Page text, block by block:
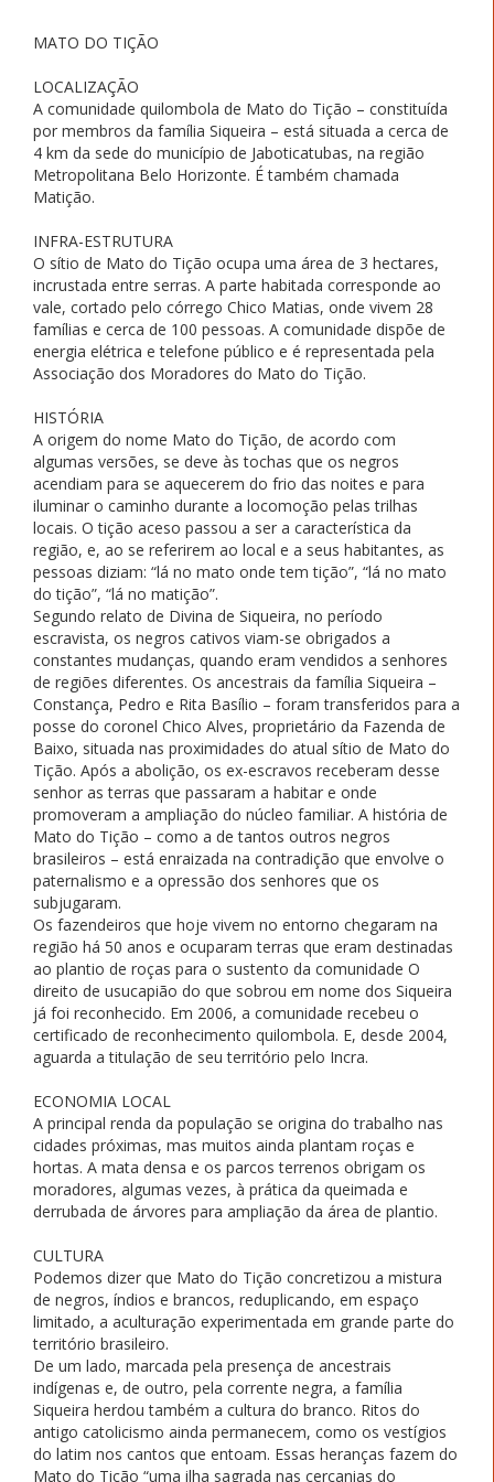
MATO DO TIÇÃO
LOCALIZAÇÃO
A comunidade quilombola de Mato do Tição – constituída
por membros da família Siqueira – está situada a cerca de
4 km da sede do município de Jaboticatubas, na região
Metropolitana Belo Horizonte. É também chamada
Matição.
INFRA-ESTRUTURA
O sítio de Mato do Tição ocupa uma área de 3 hectares,
incrustada entre serras. A parte habitada corresponde ao
vale, cortado pelo córrego Chico Matias, onde vivem 28
famílias e cerca de 100 pessoas. A comunidade dispõe de
energia elétrica e telefone público e é representada pela
Associação dos Moradores do Mato do Tição.
HISTÓRIA
A origem do nome Mato do Tição, de acordo com
algumas versões, se deve às tochas que os negros
acendiam para se aquecerem do frio das noites e para
iluminar o caminho durante a locomoção pelas trilhas
locais. O tição aceso passou a ser a característica da
região, e, ao se referirem ao local e a seus habitantes, as
pessoas diziam: “lá no mato onde tem tição”, “lá no mato
do tição”, “lá no matição”.
Segundo relato de Divina de Siqueira, no período
escravista, os negros cativos viam-se obrigados a
constantes mudanças, quando eram vendidos a senhores
de regiões diferentes. Os ancestrais da família Siqueira –
Constança, Pedro e Rita Basílio – foram transferidos para a
posse do coronel Chico Alves, proprietário da Fazenda de
Baixo, situada nas proximidades do atual sítio de Mato do
Tição. Após a abolição, os ex-escravos receberam desse
senhor as terras que passaram a habitar e onde
promoveram a ampliação do núcleo familiar. A história de
Mato do Tição – como a de tantos outros negros
brasileiros – está enraizada na contradição que envolve o
paternalismo e a opressão dos senhores que os
subjugaram.
Os fazendeiros que hoje vivem no entorno chegaram na
região há 50 anos e ocuparam terras que eram destinadas
ao plantio de roças para o sustento da comunidade O
direito de usucapião do que sobrou em nome dos Siqueira
já foi reconhecido. Em 2006, a comunidade recebeu o
certificado de reconhecimento quilombola. E, desde 2004,
aguarda a titulação de seu território pelo Incra.
ECONOMIA LOCAL
A principal renda da população se origina do trabalho nas
cidades próximas, mas muitos ainda plantam roças e
hortas. A mata densa e os parcos terrenos obrigam os
moradores, algumas vezes, à prática da queimada e
derrubada de árvores para ampliação da área de plantio.
CULTURA
Podemos dizer que Mato do Tição concretizou a mistura
de negros, índios e brancos, reduplicando, em espaço
limitado, a aculturação experimentada em grande parte do
território brasileiro.
De um lado, marcada pela presença de ancestrais
indígenas e, de outro, pela corrente negra, a família
Siqueira herdou também a cultura do branco. Ritos do
antigo catolicismo ainda permanecem, como os vestígios
do latim nos cantos que entoam. Essas heranças fazem do
Mato do Tição “uma ilha sagrada nas cercanias do